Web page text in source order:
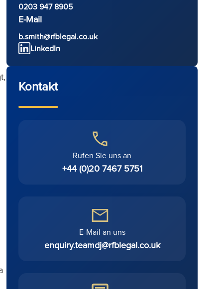
0203 947 8905
E-Mail
b.smith@rfblegal.co.uk
LinkedIn
Kontakt
Rufen Sie uns an
+44 (0)20 7467 5751
E-Mail an uns
enquiry.teamdj@rfblegal.co.uk